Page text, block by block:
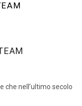
che nell’ultimo secolo